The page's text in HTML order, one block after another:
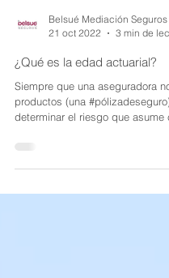
Belsué Mediación Seguros
21 oct 2022
3 min de
¿Qué es la edad actuarial?
productos (una